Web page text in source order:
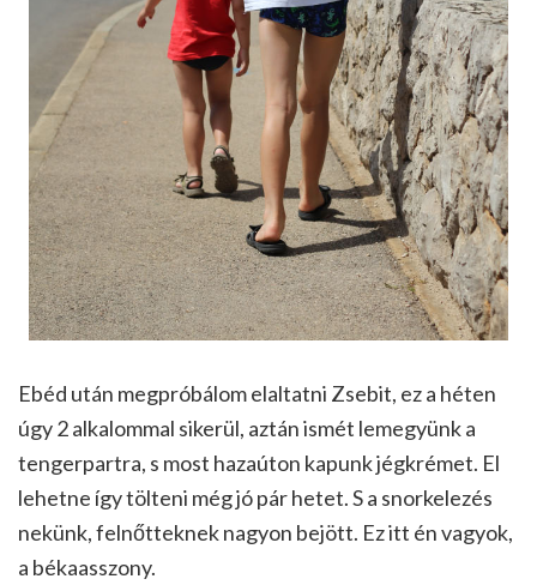
Ebéd után megpróbálom elaltatni Zsebit, ez a héten
úgy 2 alkalommal sikerül, aztán ismét lemegyünk a
tengerpartra, s most hazaúton kapunk jégkrémet. El
lehetne így tölteni még jó pár hetet. S a snorkelezés
nekünk, felnőtteknek nagyon bejött. Ez itt én vagyok,
a békaasszony.